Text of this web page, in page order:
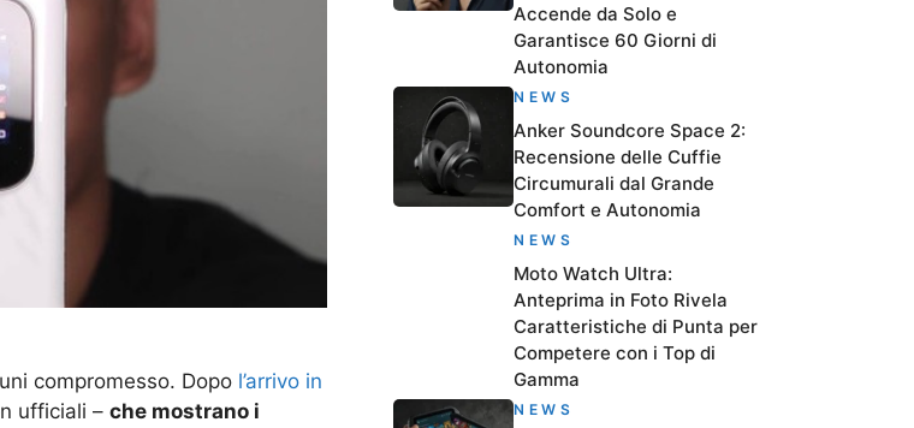
compromesso. Dopo l’arrivo in
ufficiali – che mostrano i
Accende da Solo e
Garantisce 60 Giorni di
Autonomia
NEWS
Anker Soundcore Space 2:
Recensione delle Cuffie
Circumurali dal Grande
Comfort e Autonomia
NEWS
Moto Watch Ultra:
Anteprima in Foto Rivela
Caratteristiche di Punta per
Competere con i Top di
Gamma
NEWS